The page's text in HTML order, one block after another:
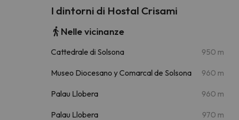
I dintorni di Hostal Crisami
Nelle vicinanze
Cattedrale di Solsona 950 m
Museo Diocesano y Comarcal de Solsona 960 m
Palau Llobera 960 m
Palau Llobera 970 m